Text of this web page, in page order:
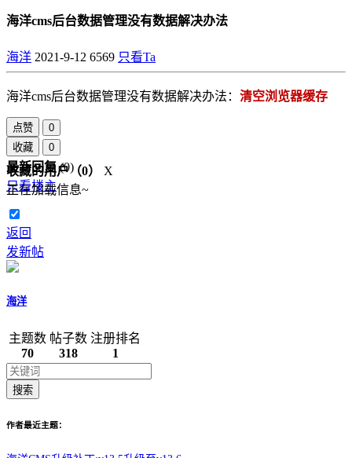
海洋cms后台数据管理没有数据解决办法
海洋 2021-9-12 6569 只看Ta
海洋cms后台数据管理没有数据解决办法： 清空浏览器缓存
点赞
0
收藏
0
收藏的用户（0）
X
正在加载信息~
最新回复(0)
只看楼主
返回
发新帖
海洋
主题数
70
帖子数
318
注册排名
1
搜索
作者最近主题：